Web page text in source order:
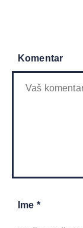
Komentar
Ime *